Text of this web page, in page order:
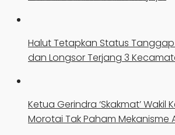
Halut Tetapkan Status Tanggap
dan Longsor Terjang 3
Ketua Gerindra ‘Skakmat’ Wakil
Morotai Tak Paham Mekanisme